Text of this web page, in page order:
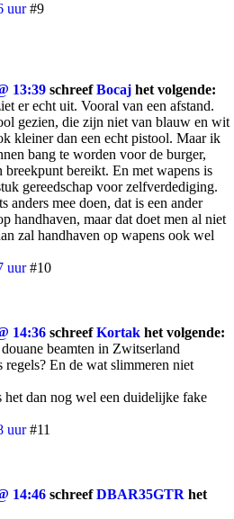
uur #9
13:39 schreefBocaj het volgende:
er echt uit. Vooral van een afstand.
gezien, die zijn niet van blauw en wit
kleiner dan een echt pistool. Maar ik
bang te worden voor de burger,
breekpunt bereikt. En met wapens is
gereedschap voor zelfverdediging.
anders mee doen, dat is een ander
handhaven, maar dat doet men al niet
zal handhaven op wapens ook wel
uur #10
14:36 schreefKortak het volgende:
beamten in Zwitserland
regels? En de wat slimmeren niet
dan nog wel een duidelijke fake
uur #11
14:46 schreefDBAR35GTR het